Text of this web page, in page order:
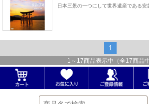
日本三景の一つにして世界遺産である安
1
1 ～ 17商品表示中（全17商品中